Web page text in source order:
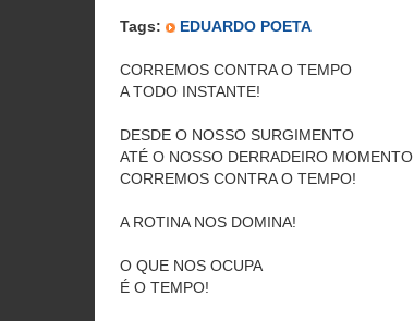
Tags: EDUARDO POETA
CORREMOS CONTRA O TEMPO
A TODO INSTANTE!
DESDE O NOSSO SURGIMENTO
ATÉ O NOSSO DERRADEIRO MOMENTO
CORREMOS CONTRA O TEMPO!
A ROTINA NOS DOMINA!
O QUE NOS OCUPA
É O TEMPO!